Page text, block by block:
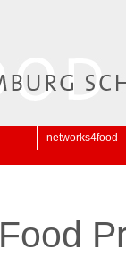
networks4food
Food